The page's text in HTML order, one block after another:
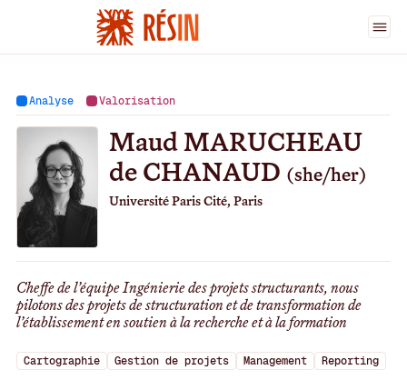
Maud MARUCHEAU de CHANAUD
Analyse Valorisation
Maud MARUCHEAU
de CHANAUD (she/her)
Université Paris Cité, Paris
Cheffe de l’équipe Ingénierie des projets structurants, nous
pilotons des projets de structuration et de transformation de
l’établissement en soutien à la recherche et à la formation
Cartographie Gestion de projets Management Reporting